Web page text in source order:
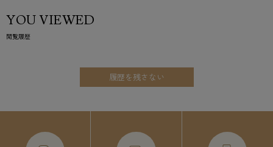
YOU VIEWED
閲覧履歴
履歴を残さない